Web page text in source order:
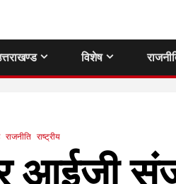
विशेष
राजनीति राष्ट्रीय
आईजी